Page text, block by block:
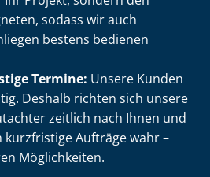
sodass wir auch
bestens bedienen
Termine: Unsere Kunden
Deshalb richten sich unsere
zeitlich nach Ihnen und
kurzfristige Aufträge wahr –
Möglichkeiten.